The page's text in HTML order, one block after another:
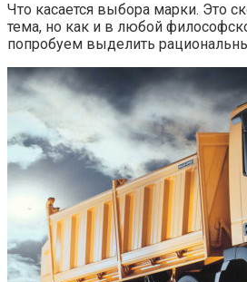
Что касается выбора марки. Это
тема, но как и в любой
попробуем выделить